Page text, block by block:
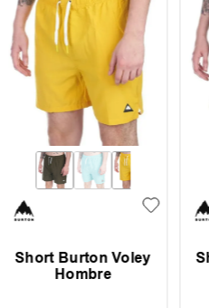
Short Burton Voley
Hombre